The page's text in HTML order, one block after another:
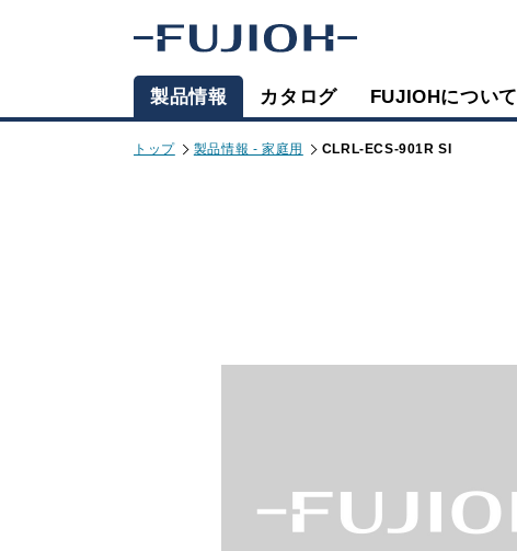
製品情報 カタログ FUJIOHについて
トップ 製品情報 - 家庭用 CLRL-ECS-901R SI